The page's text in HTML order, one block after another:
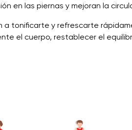
en las piernas y mejoran la
a tonificarte y refrescarte
el cuerpo, restablecer el